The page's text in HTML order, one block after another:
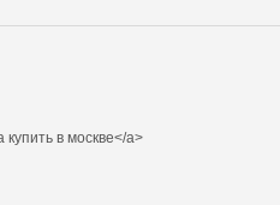
в москве</a>